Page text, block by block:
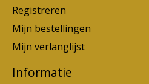
Registreren
Mijn bestellingen
Mijn verlanglijst
Informatie